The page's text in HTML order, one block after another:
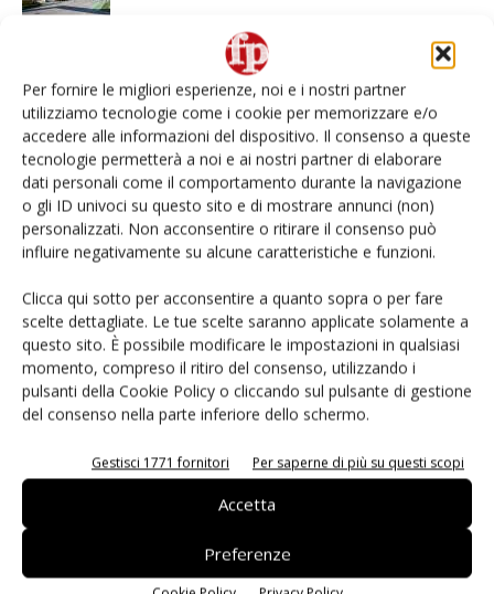
Per fornire le migliori esperienze, noi e i nostri partner
utilizziamo tecnologie come i cookie per memorizzare e/o
accedere alle informazioni del dispositivo. Il consenso a queste
tecnologie permetterà a noi e ai nostri partner di elaborare
dati personali come il comportamento durante la navigazione
o gli ID univoci su questo sito e di mostrare annunci (non)
personalizzati. Non acconsentire o ritirare il consenso può
influire negativamente su alcune caratteristiche e funzioni.
Clicca qui sotto per acconsentire a quanto sopra o per fare
scelte dettagliate. Le tue scelte saranno applicate solamente a
questo sito. È possibile modificare le impostazioni in qualsiasi
momento, compreso il ritiro del consenso, utilizzando i
pulsanti della Cookie Policy o cliccando sul pulsante di gestione
del consenso nella parte inferiore dello schermo.
Gestisci 1771 fornitori Per saperne di più su questi scopi
Accetta
Preferenze
Non è una susina: è Metis… e può rivoluzionare la
Andamento prezzi ortofrutta in Italia al 27 luglio
2026
Leonardo Odorizzi: “Dobbiamo creare stupore nel
punto di vendita” #vocidellortofrutta
L’ortofrutta di Extra Supermercati tra localismo e
Ai #Repartofresh